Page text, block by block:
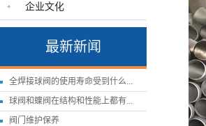
企业文化
最新新闻
全焊接球阀的使用寿命受到什么...
球阀和蝶阀在结构和性能上都有...
阀门维护保养